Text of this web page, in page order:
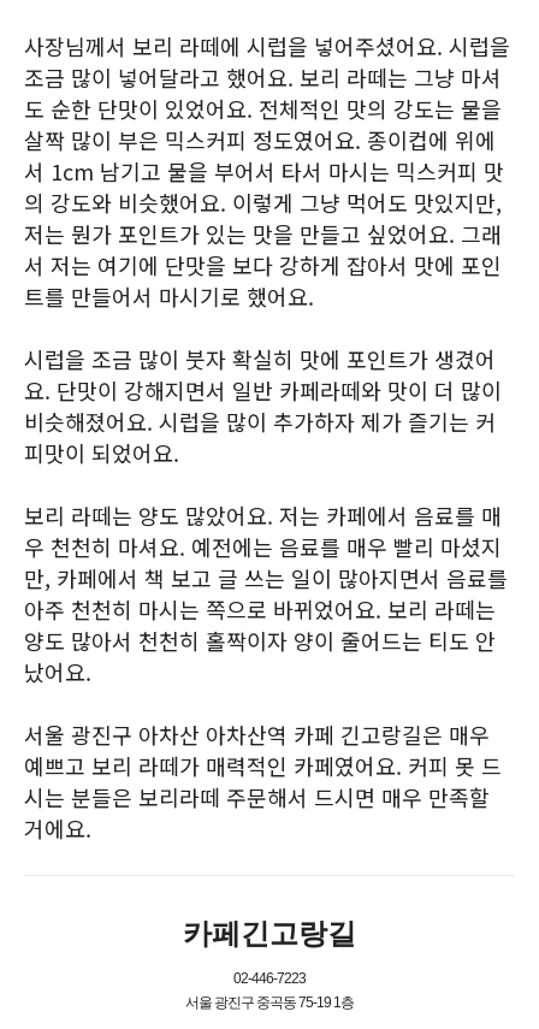
사장님께서 보리 라떼에 시럽을 넣어주셨어요. 시럽을
조금 많이 넣어달라고 했어요. 보리 라떼는 그냥 마셔
도 순한 단맛이 있었어요. 전체적인 맛의 강도는 물을
살짝 많이 부은 믹스커피 정도였어요. 종이컵에 위에
서 1cm 남기고 물을 부어서 타서 마시는 믹스커피 맛
의 강도와 비슷했어요. 이렇게 그냥 먹어도 맛있지만,
저는 뭔가 포인트가 있는 맛을 만들고 싶었어요. 그래
서 저는 여기에 단맛을 보다 강하게 잡아서 맛에 포인
트를 만들어서 마시기로 했어요.
시럽을 조금 많이 붓자 확실히 맛에 포인트가 생겼어
요. 단맛이 강해지면서 일반 카페라떼와 맛이 더 많이
비슷해졌어요. 시럽을 많이 추가하자 제가 즐기는 커
피맛이 되었어요.
보리 라떼는 양도 많았어요. 저는 카페에서 음료를 매
우 천천히 마셔요. 예전에는 음료를 매우 빨리 마셨지
만, 카페에서 책 보고 글 쓰는 일이 많아지면서 음료를
아주 천천히 마시는 쪽으로 바뀌었어요. 보리 라떼는
양도 많아서 천천히 홀짝이자 양이 줄어드는 티도 안
났어요.
서울 광진구 아차산 아차산역 카페 긴고랑길은 매우
예쁘고 보리 라떼가 매력적인 카페였어요. 커피 못 드
시는 분들은 보리라떼 주문해서 드시면 매우 만족할
거에요.